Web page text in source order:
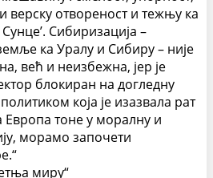
верску отвореност и тежњу ка
Сибиризација –
ка Уралу и Сибиру – није
већ и неизбежна, јер је
блокиран на догледну
која је изазвала рат
Европа тоне у моралну и
морамо започети
миру“